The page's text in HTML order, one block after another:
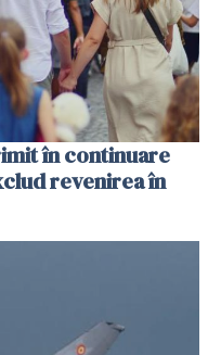
în continuare
revenirea în